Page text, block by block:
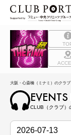
大阪・心斎橋（ミナミ）のクラ
EVENTS
CLUB（クラブ）